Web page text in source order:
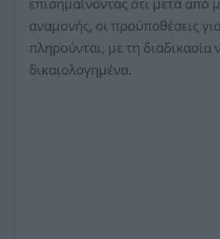
αναμονής, οι προϋποθέσεις
πληρούνται, με τη διαδικασία
δικαιολογημένα.